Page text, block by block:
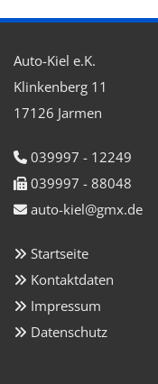
Auto-Kiel e.K.
Klinkenberg 11
17126 Jarmen
 039997 - 12249
 039997 - 88048
 auto-kiel@gmx.de
 Startseite
 Kontaktdaten
 Impressum
 Datenschutz